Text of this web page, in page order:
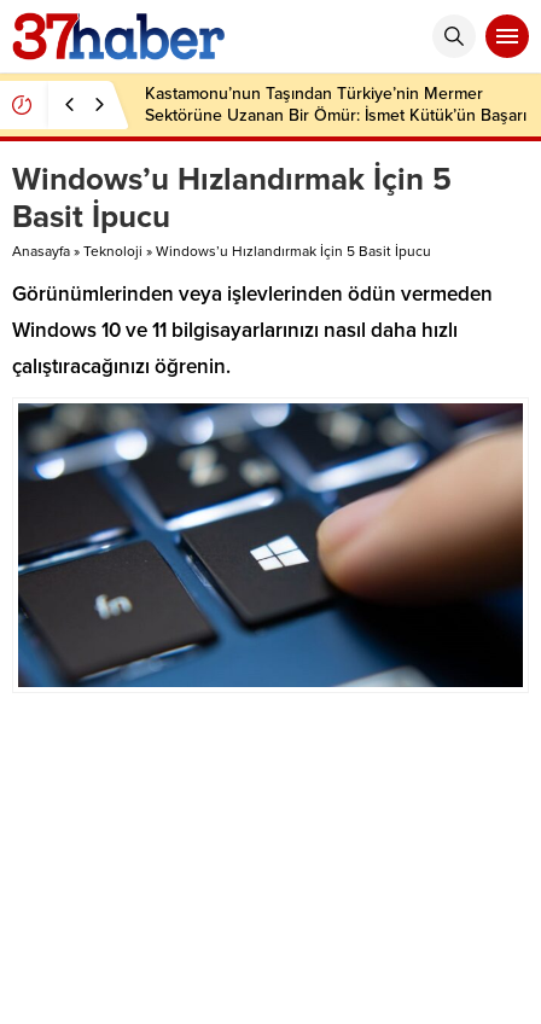
Kastamonu’nun Taşından Türkiye’nin Mermer
Sektörüne Uzanan Bir Ömür: İsmet Kütük’ün Başarı
Hikâyesi
Windows’u Hızlandırmak İçin 5
Basit İpucu
Anasayfa » Teknoloji » Windows’u Hızlandırmak İçin 5 Basit İpucu
Görünümlerinden veya işlevlerinden ödün vermeden
Windows 10 ve 11 bilgisayarlarınızı nasıl daha hızlı
çalıştıracağınızı öğrenin.